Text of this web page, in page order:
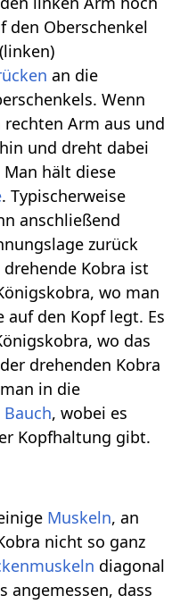
den Oberschenkel
an die
Wenn
Arm aus und
und dreht dabei
Man hält diese
. Typischerweise
anschließend
zurück
drehende Kobra ist
wo man
auf den Kopf legt. Es
wo das
drehenden Kobra
in die
Bauch, wobei es
Kopfhaltung gibt.
Muskeln, an
nicht so ganz
diagonal
angemessen, dass